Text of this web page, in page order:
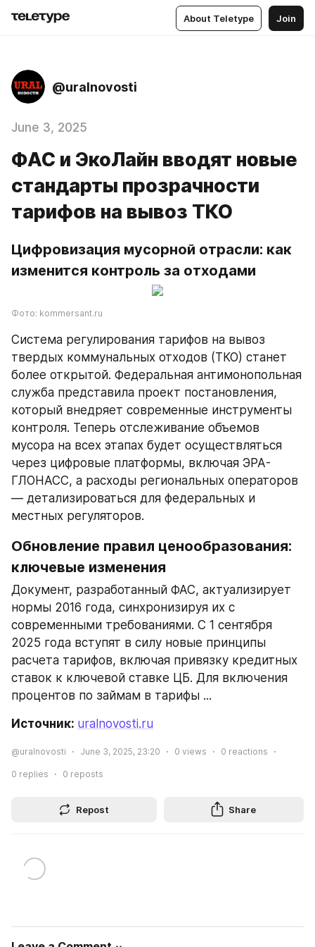
About Teletype Join
@uralnovosti
June 3, 2025
ФАС и ЭкоЛайн вводят новые
стандарты прозрачности
тарифов на вывоз ТКО
Цифровизация мусорной отрасли: как
изменится контроль за отходами
Фото: kommersant.ru
Система регулирования тарифов на вывоз
твердых коммунальных отходов (ТКО) станет
более открытой. Федеральная антимонопольная
служба представила проект постановления,
который внедряет современные инструменты
контроля. Теперь отслеживание объемов
мусора на всех этапах будет осуществляться
через цифровые платформы, включая ЭРА-
ГЛОНАСС, а расходы региональных операторов
— детализироваться для федеральных и
местных регуляторов.
Обновление правил ценообразования:
ключевые изменения
Документ, разработанный ФАС, актуализирует
нормы 2016 года, синхронизируя их с
современными требованиями. С 1 сентября
2025 года вступят в силу новые принципы
расчета тарифов, включая привязку кредитных
ставок к ключевой ставке ЦБ. Для включения
процентов по займам в тарифы ...
Источник: uralnovosti.ru
@uralnovosti June 3, 2025, 23:20 0 views 0 reactions
0 replies 0 reposts
Repost Share